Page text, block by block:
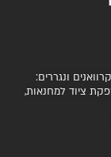
ונגררים:
ציוד למחנאות,